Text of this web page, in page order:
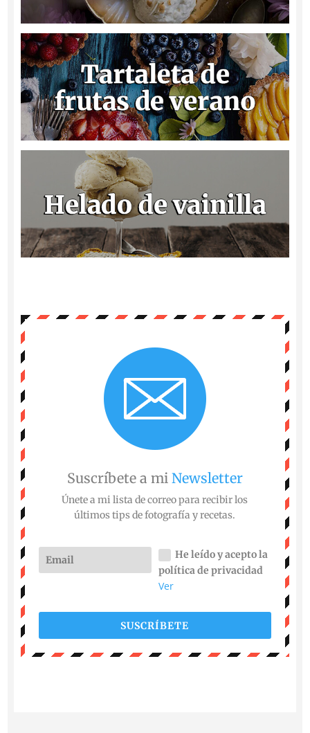
Suscríbete a mi Newsletter
Únete a mi lista de correo para recibir los
últimos tips de fotografía y recetas.
He leído y acepto la
política de privacidad
Ver
SUSCRÍBETE